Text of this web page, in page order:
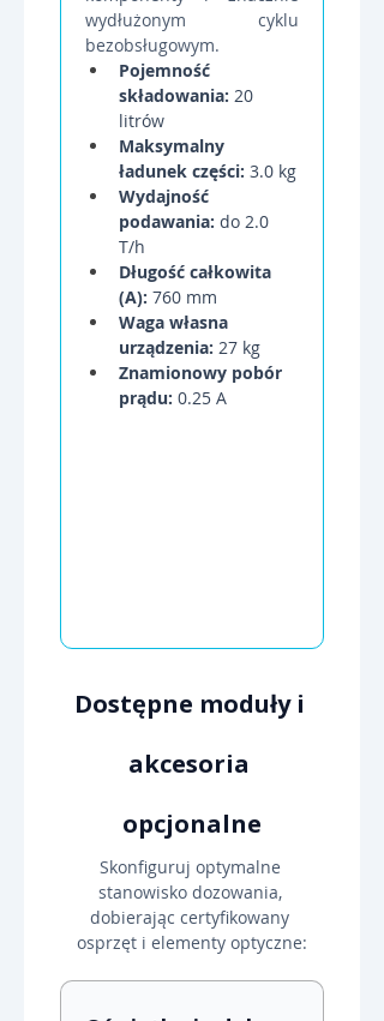
wydłużonym cyklu
bezobsługowym.
Pojemność
składowania: 20
litrów
Maksymalny
ładunek części: 3.0 kg
Wydajność
podawania: do 2.0
T/h
Długość całkowita
(A): 760 mm
Waga własna
urządzenia: 27 kg
Znamionowy pobór
prądu: 0.25 A
Dostępne moduły i
akcesoria
opcjonalne
Skonfiguruj optymalne
stanowisko dozowania,
dobierając certyfikowany
osprzęt i elementy optyczne: